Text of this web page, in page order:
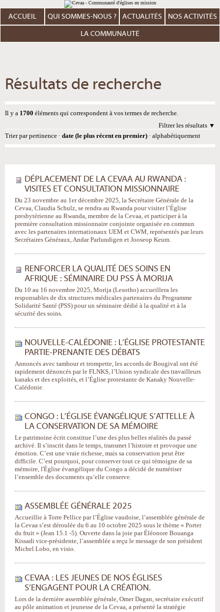
au
contenu.
Aller
personnels
ACCUEIL QUI SOMMES-NOUS ? ACTUALITÉS NOS ACTIVITÉS
LA COMMUNAUTÉ
Résultats de recherche
Il y a 1700 éléments qui correspondent à vos termes de recherche.
Filtrer les résultats
Trier par pertinence · date (le plus récent en premier) · alphabétiquement
DÉPLACEMENT DE LA CEVAA AU RWANDA :
VISITES ET CONSULTATION MISSIONNAIRE
Du 23 novembre au 1er décembre 2025, la Secrétaire Générale de la
Cevaa, Claudia Schulz, se rendra au Rwanda pour visiter l’Église
presbytérienne au Rwanda, membre de la Cevaa, et participer à la
première consultation missionnaire conjointe organisée en commun
avec les partenaires internationaux UEM et CWM, représentés par leurs
Secrétaires Généraux, Andar Parlundigen et Jooseop Keum.
RENFORCER LA QUALITÉ DES SOINS EN
AFRIQUE : SÉMINAIRE DU PSS À MORIJA
Du 10 au 16 novembre 2025, Morija (Lesotho) accueillera les
responsables de dix structures médicales partenaires du Programme
Solidarité Santé (PSS) pour un séminaire dédié à la qualité et à la
sécurité des soins.
NOUVELLE-CALÉDONIE : L’ÉGLISE PROTESTANTE
PARTIE-PRENANTE DES DÉBATS
Annoncés avec tambour et trompette, les accords de Bougival ont été
rapidement dénoncés par le FLNKS, l’Union syndicale des travailleurs
kanaks et des exploités, et l’Église protestante de Kanaky Nouvelle-
Calédonie.
CONGO : L’ÉGLISE ÉVANGÉLIQUE S’ATTELLE À
LA CONSERVATION DE SA MÉMOIRE
Le patrimoine écrit constitue l’une des plus belles réalités du passé
archivé. Il s’inscrit dans le temps, transmet l’histoire et provoque une
émotion. C’est une vraie richesse, mais sa conservation peut être
difficile. C’est pourquoi, pour conserver tout ce qui témoigne de sa
mémoire, l'Église évangélique du Congo a décidé de numériser
l’ensemble des documents qu’elle conserve.
ASSEMBLÉE GÉNÉRALE 2025
Accueillie à Torre Pellice par l’Église vaudoise, l’assemblée générale de
la Cevaa s’est déroulée du 6 au 10 octobre 2025 sous le thème « Porter
du fruit » (Jean 15.1 -5). Ouverte dans la joie par Éléonore Bouanga
Kissadi vice-présidente, l’assemblée a reçu le message de son président
Michel Lobo, en visio.
CEVAA : LES JEUNES DE NOS ÉGLISES
S’ENGAGENT POUR LA CRÉATION.
Lors de la dernière assemblée générale, Omer Dagan, secrétaire exécutif
au pôle animation et jeunesse de la Cevaa, a présenté la stratégie